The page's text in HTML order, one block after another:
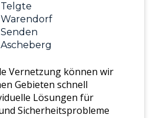
Vernetzung können wir
Gebieten schnell
Lösungen für
Sicherheitsprobleme